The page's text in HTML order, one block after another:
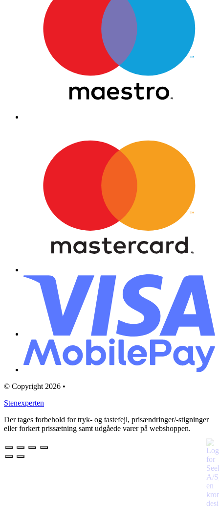
© Copyright 2026 •
Stenexperten
Der tages forbehold for tryk- og tastefejl, prisændringer/-stigninger
eller forkert prissætning samt udgåede varer på webshoppen.